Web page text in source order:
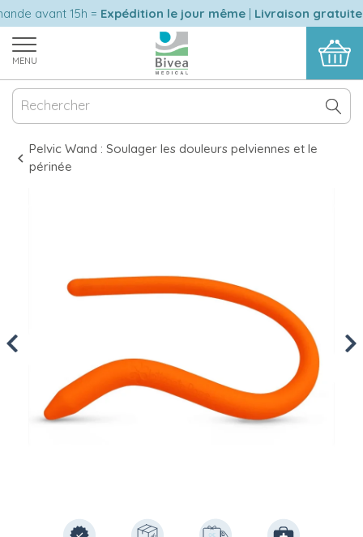
avant 15h =Expédition le jour même|Livraison gratuiteen
MENU
Pelvic Wand : Soulager les douleurs pelviennes et le
périnée
Previous